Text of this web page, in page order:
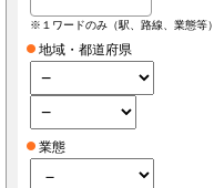
※１ワードのみ（駅、路線、業態等）
地域・都道府県
業態